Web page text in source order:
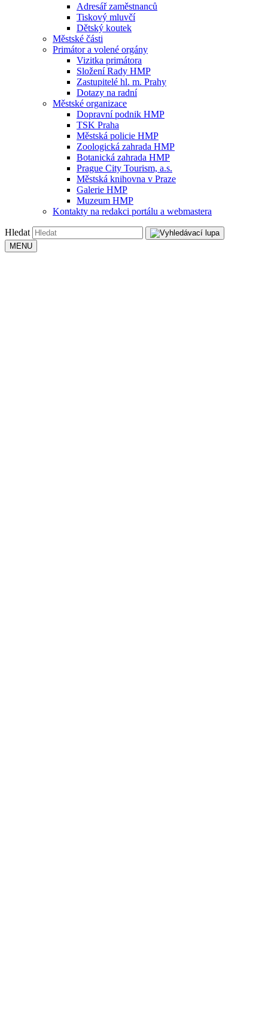
Adresář zaměstnanců
Tiskový mluvčí
Dětský koutek
Městské části
Primátor a volené orgány
Vizitka primátora
Složení Rady HMP
Zastupitelé hl. m. Prahy
Dotazy na radní
Městské organizace
Dopravní podnik HMP
TSK Praha
Městská policie HMP
Zoologická zahrada HMP
Botanická zahrada HMP
Prague City Tourism, a.s.
Městská knihovna v Praze
Galerie HMP
Muzeum HMP
Kontakty na redakci portálu a webmastera
Hledat
MENU